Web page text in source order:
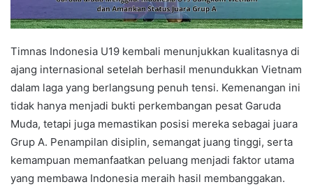
Timnas Indonesia U19 kembali menunjukkan kualitasnya di
ajang internasional setelah berhasil menundukkan Vietnam
dalam laga yang berlangsung penuh tensi. Kemenangan ini
tidak hanya menjadi bukti perkembangan pesat Garuda
Muda, tetapi juga memastikan posisi mereka sebagai juara
Grup A. Penampilan disiplin, semangat juang tinggi, serta
kemampuan memanfaatkan peluang menjadi faktor utama
yang membawa Indonesia meraih hasil membanggakan.